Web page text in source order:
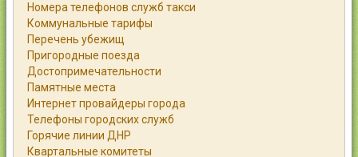
Каталог
Справочник
Работа
Объявления
Номера телефонов служб такси
Коммунальные тарифы
Перечень убежищ
Пригородные поезда
Достопримечательности
Памятные места
Интернет провайдеры города
Телефоны городских служб
Горячие линии ДНР
Квартальные комитеты